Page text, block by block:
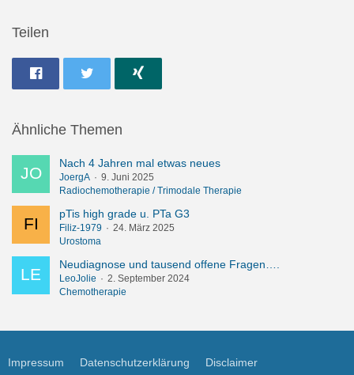
Teilen
Ähnliche Themen
Nach 4 Jahren mal etwas neues
JoergA
9. Juni 2025
Radiochemotherapie / Trimodale Therapie
pTis high grade u. PTa G3
Filiz-1979
24. März 2025
Urostoma
Neudiagnose und tausend offene Fragen….
LeoJolie
2. September 2024
Chemotherapie
Impressum Datenschutzerklärung Disclaimer